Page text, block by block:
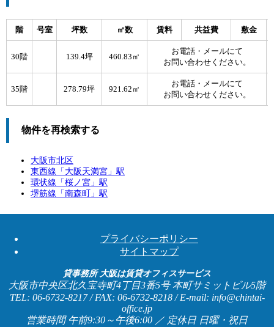
階 号室 坪数 ㎡数 賃料 共益費 敷金
30階 139.4坪 460.83㎡
お電話・メールにて
お問い合わせください。
35階 278.79坪 921.62㎡
お電話・メールにて
お問い合わせください。
物件を再検索する
大阪市北区
東西線「 大阪天満宮 」駅
環状線「 桜ノ宮 」駅
堺筋線「 南森町 」駅
プライバシーポリシー
サイトマップ
貸事務所 大阪は賃貸オフィスサービス
大阪市中央区北久宝寺町4丁目3番5号 本町サミットビル5階
TEL: 06-6732-8217 / FAX: 06-6732-8218 / E-mail: info@chintai-
office.jp
営業時間 午前9:30～午後6:00 ／ 定休日 日曜・祝日